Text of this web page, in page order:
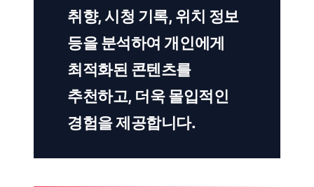
취향, 시청 기록, 위치 정보
등을 분석하여 개인에게
최적화된 콘텐츠를
추천하고, 더욱 몰입적인
경험을 제공합니다.